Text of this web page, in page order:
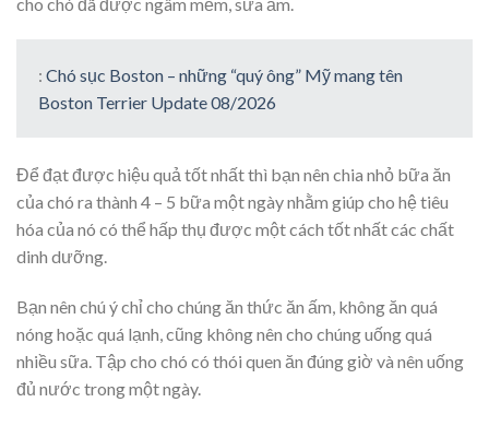
: Chó sục Boston – những “quý ông” Mỹ mang tên
Boston Terrier Update 08/2026
Để đạt được hiệu quả tốt nhất thì bạn nên chia nhỏ bữa ăn
của chó ra thành 4 – 5 bữa một ngày nhằm giúp cho hệ tiêu
hóa của nó có thể hấp thụ được một cách tốt nhất các chất
dinh dưỡng.
Bạn nên chú ý chỉ cho chúng ăn thức ăn ấm, không ăn quá
nóng hoặc quá lạnh, cũng không nên cho chúng uống quá
nhiều sữa. Tập cho chó có thói quen ăn đúng giờ và nên uống
đủ nước trong một ngày.